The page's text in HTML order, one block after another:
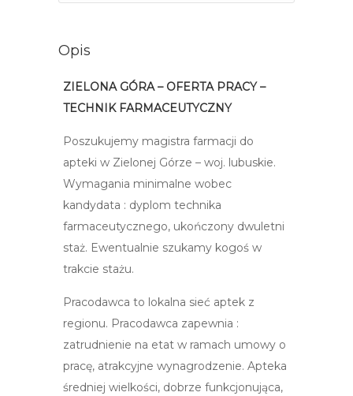
Opis
ZIELONA GÓRA – OFERTA PRACY –
TECHNIK FARMACEUTYCZNY
Poszukujemy magistra farmacji do
apteki w Zielonej Górze – woj. lubuskie.
Wymagania minimalne wobec
kandydata : dyplom technika
farmaceutycznego, ukończony dwuletni
staż. Ewentualnie szukamy kogoś w
trakcie stażu.
Pracodawca to lokalna sieć aptek z
regionu. Pracodawca zapewnia :
zatrudnienie na etat w ramach umowy o
pracę, atrakcyjne wynagrodzenie. Apteka
średniej wielkości, dobrze funkcjonująca,